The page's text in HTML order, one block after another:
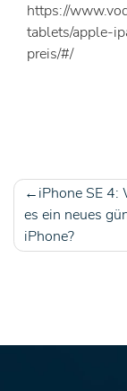
https://
tablets/apple-
preis/#/
iPhone SE 4:
es ein neues
iPhone?